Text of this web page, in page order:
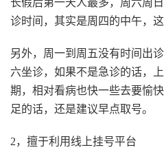
长假后第一天人最多，周六周
诊时间，其实是周四的中午，
另外，周一到周五没有时间出
六坐诊，如果不是急诊的话，
期，相对看病也快一些去要愉
足的话，还是建议早点取号。
2，擅于利用线上挂号平台